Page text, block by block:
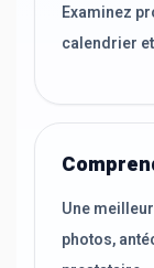
Examinez
calendrier
Une
photos,